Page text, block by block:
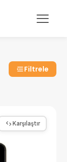
Filtrele
Karşılaştır